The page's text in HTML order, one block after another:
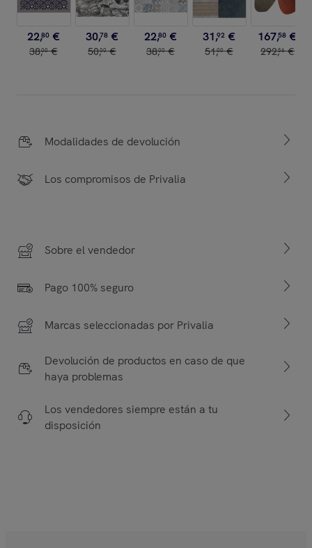
22,80 €
38,00 €
30,78 €
50,00 €
22,80 €
38,00 €
31,92 €
51,00 €
167,58 €
292,56 €
Modalidades de devolución
Los compromisos de Privalia
Sobre el vendedor
Pago 100% seguro
Marcas seleccionadas por Privalia
Devolución de productos en caso de que
haya problemas
Los vendedores siempre están a tu
disposición